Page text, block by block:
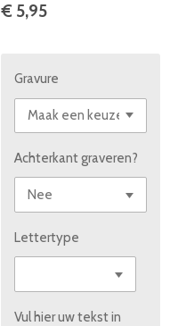
€ 5,95
Gravure
Achterkant graveren?
Lettertype
Vul hier uw tekst in